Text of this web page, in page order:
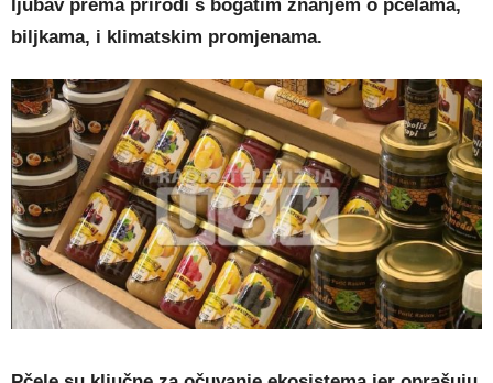
ljubav prema prirodi s bogatim znanjem o pčelama,
biljkama, i klimatskim promjenama.